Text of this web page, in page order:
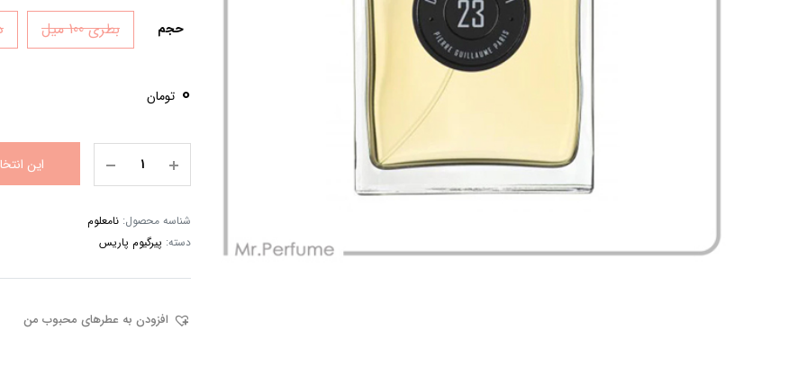
حجم بطری 100 میل
0 تومان
این
شناسه محصول: نامعلوم
دسته: پیرگیوم پاریس
افزودن به عطرهای محبوب من